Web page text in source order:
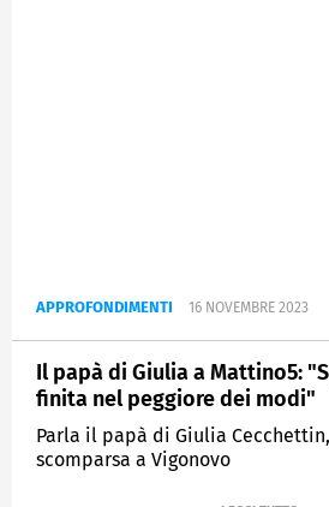
APPROFONDIMENTI 16 NOVEMBRE 2023
Il papà di Giulia a Mattino5:
finita nel peggiore dei modi"
Parla il papà di Giulia
scomparsa a Vigonovo